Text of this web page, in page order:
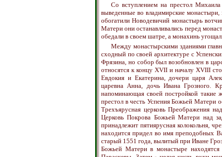
Со вступлением на престол
выведенные во владимирские
обогатили Новодевичий монастырь
Матери они останавливались перед
обедали в своем шатре, а монахинь
Между монастырскими зданиями
сходный по своей архитектуре с
Фрязина, но собор был возобновлен в
относятся к концу XVII и началу XVIII
Евдокия и Екатерина, дочери царя
царевна Анна, дочь Ивана Грозного.
напоминающая своей постройкой такие
престол в честь Успения Божьей Матери
Трехъярусная церковь Преображения
Церковь Покрова Божьей Матери над
принадлежит пятиярусная колокольня,
находится придел во имя преподобных
старый 1551 года, вылитый при Иване
Божьей Матери в монастыре